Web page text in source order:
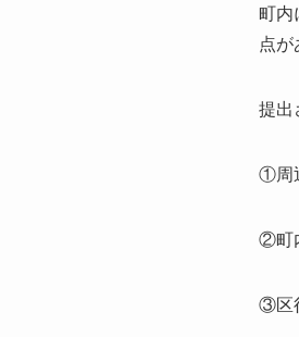
町内
点が
提出
①周
②町
③区